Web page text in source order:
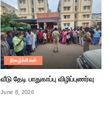
நிகழ்ச்சிகள்
வீடு தேடி பாதுகாப்பு விழிப்புணர்வு
June 8, 2026